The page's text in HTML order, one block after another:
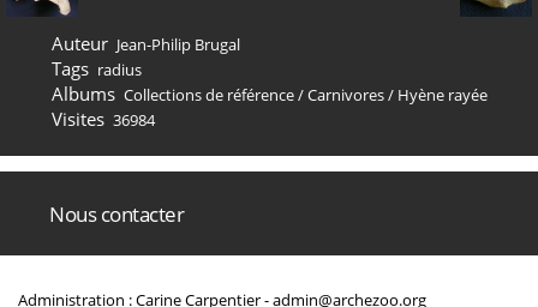
Auteur Jean-Philip Brugal
Tags radius
Albums Collections de référence/Carnivores/ Hyène rayée
Visites 36984
Nous contacter
Administration : Carine Carpentier -admin@archezoo.org